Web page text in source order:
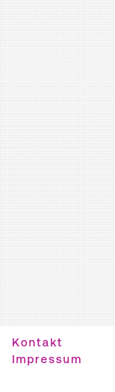
Kontakt
Impressum